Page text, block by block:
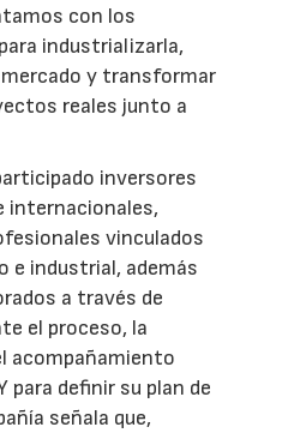
con los
industrializarla,
mercado y transformar
reales junto a
inversores
internacionales,
vinculados
e industrial, además
a través de
el proceso, la
acompañamiento
para definir su plan de
señala que,